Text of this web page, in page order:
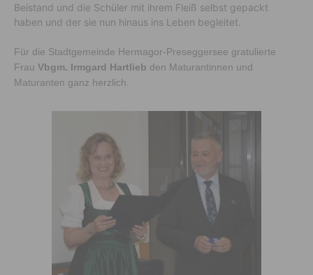
Beistand und die Schüler mit ihrem Fleiß selbst gepackt
haben und der sie nun hinaus ins Leben begleitet.
Für die Stadtgemeinde Hermagor-Preseggersee gratulierte
Frau Vbgm. Irmgard Hartlieb den Maturantinnen und
Maturanten ganz herzlich.